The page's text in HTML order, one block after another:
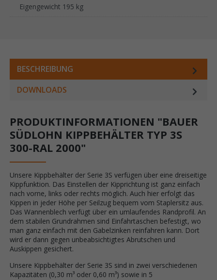
Eigengewicht 195 kg
BESCHREIBUNG
DOWNLOADS
PRODUKTINFORMATIONEN "BAUER
SÜDLOHN KIPPBEHÄLTER TYP 3S
300-RAL 2000"
Unsere Kippbehälter der Serie 3S verfügen über eine dreiseitige
Kippfunktion. Das Einstellen der Kipprichtung ist ganz einfach
nach vorne, links oder rechts möglich. Auch hier erfolgt das
Kippen in jeder Höhe per Seilzug bequem vom Staplersitz aus.
Das Wannenblech verfügt über ein umlaufendes Randprofil. An
dem stabilen Grundrahmen sind Einfahrtaschen befestigt, wo
man ganz einfach mit den Gabelzinken reinfahren kann. Dort
wird er dann gegen unbeabsichtigtes Abrutschen und
Auskippen gesichert.
Unsere Kippbehälter der Serie 3S sind in zwei verschiedenen
Kapazitäten (0,30 m³ oder 0,60 m³) sowie in 5